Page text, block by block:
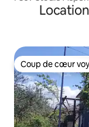
Coup de cœur
Coup de cœur